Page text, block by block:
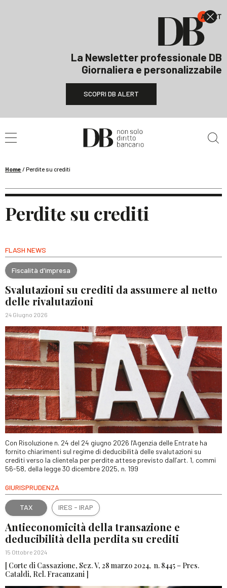
La Newsletter professionale DB
Giornaliera e personalizzabile
SCOPRI DB ALERT
Home /Perdite su crediti
Perdite su crediti
FLASH NEWS
Fiscalità d'impresa
Svalutazioni su crediti da assumere al netto
delle rivalutazioni
24 Giugno 2026
Con Risoluzione n. 24 del 24 giugno 2026 l’Agenzia delle Entrate ha
fornito chiarimenti sul regime di deducibilità delle svalutazioni su
crediti verso la clientela per perdite attese previsto dall’art. 1, commi
56-58, della legge 30 dicembre 2025, n. 199
GIURISPRUDENZA
TAX IRES - IRAP
Antieconomicità della transazione e
deducibilità della perdita su crediti
15 Ottobre 2024
[ Corte di Cassazione, Sez. V, 28 marzo 2024, n. 8445 – Pres.
Cataldi, Rel. Fracanzani ]